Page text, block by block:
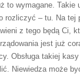
wymagane. Takie
– tu. Na tej
z tego będą Ci,
jest już
Obsługa takiej
Niewiedza może